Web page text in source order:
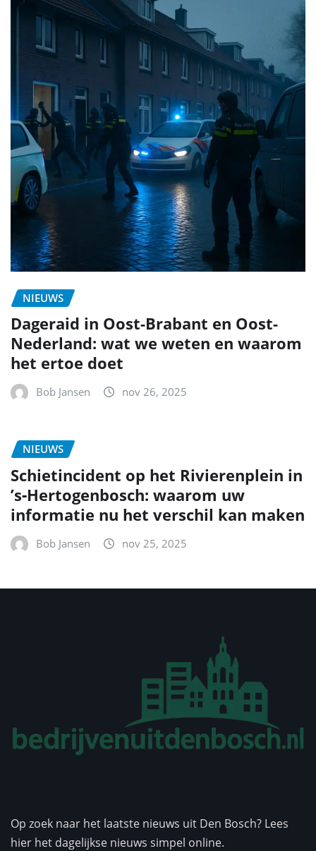
NIEUWS
Dageraid in Oost-Brabant en Oost-
Nederland: wat we weten en waarom
het ertoe doet
Bob Jansen nov 26, 2025
NIEUWS
Schietincident op het Rivierenplein in
’s‑Hertogenbosch: waarom uw
informatie nu het verschil kan maken
Bob Jansen nov 25, 2025
Op zoek naar het laatste nieuws uit Den Bosch? Lees
hier het dagelijkse nieuws simpel online.